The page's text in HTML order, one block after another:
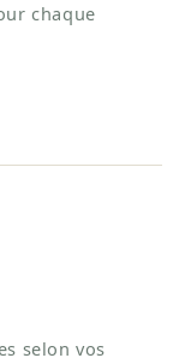
chaque
selon vos